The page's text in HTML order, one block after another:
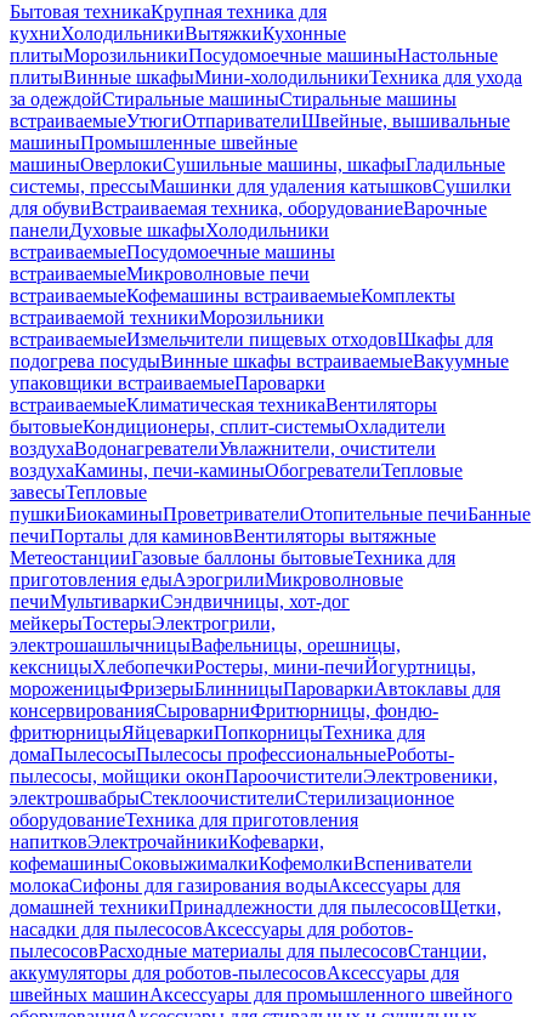
Бытовая техникаКрупная техника для
кухниХолодильникиВытяжкиКухонные
плитыМорозильникиПосудомоечные машиныНастольные
плитыВинные шкафыМини-холодильникиТехника для ухода
за одеждойСтиральные машиныСтиральные машины
встраиваемыеУтюгиОтпаривателиШвейные, вышивальные
машиныПромышленные швейные
машиныОверлокиСушильные машины, шкафыГладильные
системы, прессыМашинки для удаления катышковСушилки
для обувиВстраиваемая техника, оборудованиеВарочные
панелиДуховые шкафыХолодильники
встраиваемыеПосудомоечные машины
встраиваемыеМикроволновые печи
встраиваемыеКофемашины встраиваемыеКомплекты
встраиваемой техникиМорозильники
встраиваемыеИзмельчители пищевых отходовШкафы для
подогрева посудыВинные шкафы встраиваемыеВакуумные
упаковщики встраиваемыеПароварки
встраиваемыеКлиматическая техникаВентиляторы
бытовыеКондиционеры, сплит-системыОхладители
воздухаВодонагревателиУвлажнители, очистители
воздухаКамины, печи-каминыОбогревателиТепловые
завесыТепловые
пушкиБиокаминыПроветривателиОтопительные печиБанные
печиПорталы для каминовВентиляторы вытяжные
МетеостанцииГазовые баллоны бытовыеТехника для
приготовления едыАэрогрилиМикроволновые
печиМультиваркиСэндвичницы, хот-дог
мейкерыТостерыЭлектрогрили,
электрошашлычницыВафельницы, орешницы,
кексницыХлебопечкиРостеры, мини-печиЙогуртницы,
мороженицыФризерыБлинницыПароваркиАвтоклавы для
консервированияСыроварниФритюрницы, фондю-
фритюрницыЯйцеваркиПопкорницыТехника для
домаПылесосыПылесосы профессиональныеРоботы-
пылесосы, мойщики оконПароочистителиЭлектровеники,
электрошвабрыСтеклоочистителиСтерилизационное
оборудованиеТехника для приготовления
напитковЭлектрочайникиКофеварки,
кофемашиныСоковыжималкиКофемолкиВспениватели
молокаСифоны для газирования водыАксессуары для
домашней техникиПринадлежности для пылесосовЩетки,
насадки для пылесосовАксессуары для роботов-
пылесосовРасходные материалы для пылесосовСтанции,
аккумуляторы для роботов-пылесосовАксессуары для
швейных машинАксессуары для промышленного швейного